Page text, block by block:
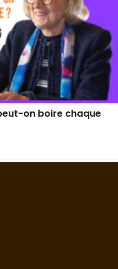
on boire chaque